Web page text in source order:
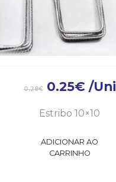
0.28€ 0.25€ /Uni
Estribo 10×10
ADICIONAR AO
CARRINHO